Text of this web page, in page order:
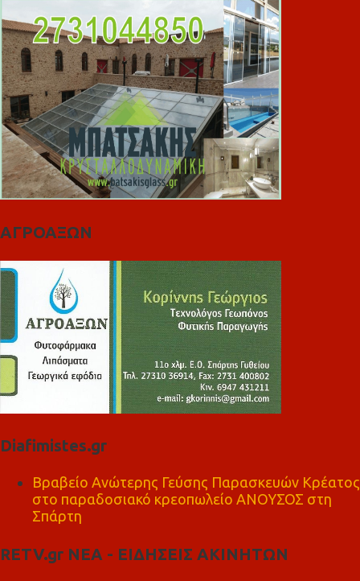
ΑΓΡΟΑΞΩΝ
Diafimistes.gr
Βραβείο Ανώτερης Γεύσης Παρασκευών Κρέατος
στο παραδοσιακό κρεοπωλείο ΑΝΟΥΣΟΣ στη
Σπάρτη
RETV.gr ΝΕΑ - ΕΙΔΗΣΕΙΣ ΑΚΙΝΗΤΩΝ